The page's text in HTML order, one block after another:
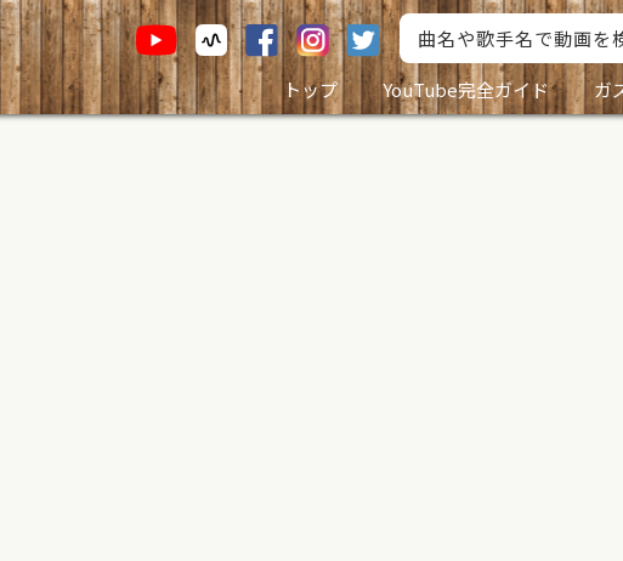
トップ YouTube完全ガイド ガ